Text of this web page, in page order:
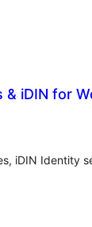
iDIN for
iDIN Identity